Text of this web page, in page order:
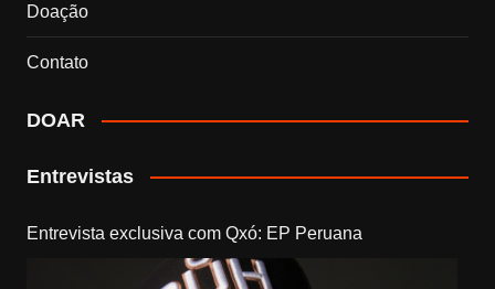
Doação
Contato
DOAR
Entrevistas
Entrevista exclusiva com Qxó: EP Peruana